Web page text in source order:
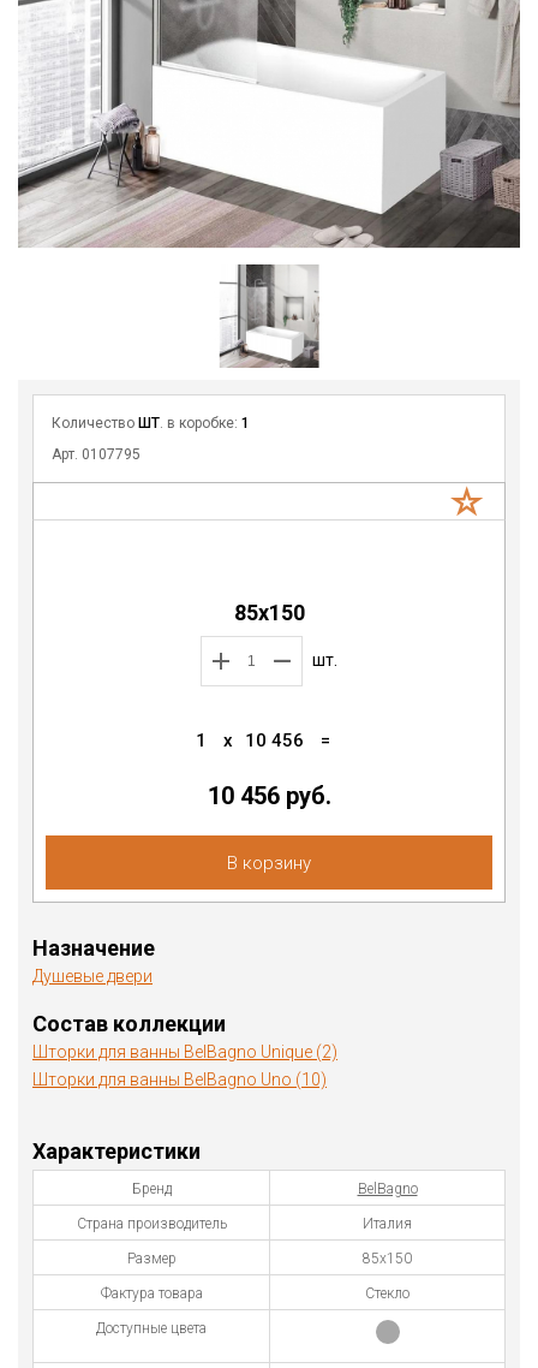
Количество ШТ . в коробке: 1
Арт. 0107795
85х150
шт.
1 x 10 456 =
10 456 руб.
В корзину
Назначение
Душевые двери
Состав коллекции
Шторки для ванны BelBagno Unique (2)
Шторки для ванны BelBagno Uno (10)
Характеристики
Бренд BelBagno
Страна производитель Италия
Размер 85х150
Фактура товара Стекло
Доступные цвета